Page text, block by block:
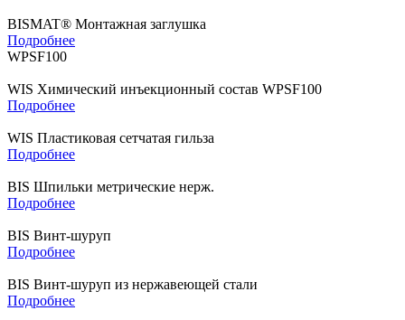
BISMAT® Монтажная заглушка
Подробнее
WPSF100
WIS Химический инъекционный состав WPSF100
Подробнее
WIS Пластиковая сетчатая гильза
Подробнее
BIS Шпильки метрические нерж.
Подробнее
BIS Винт-шуруп
Подробнее
BIS Винт-шуруп из нержавеющей стали
Подробнее